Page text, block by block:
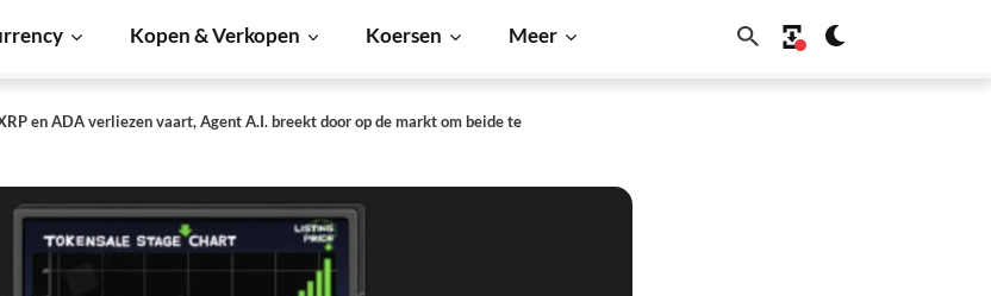
Kopen & Verkopen Koersen Meer
en ADA verliezen vaart, Agent A.I. breekt door op de markt om beide te